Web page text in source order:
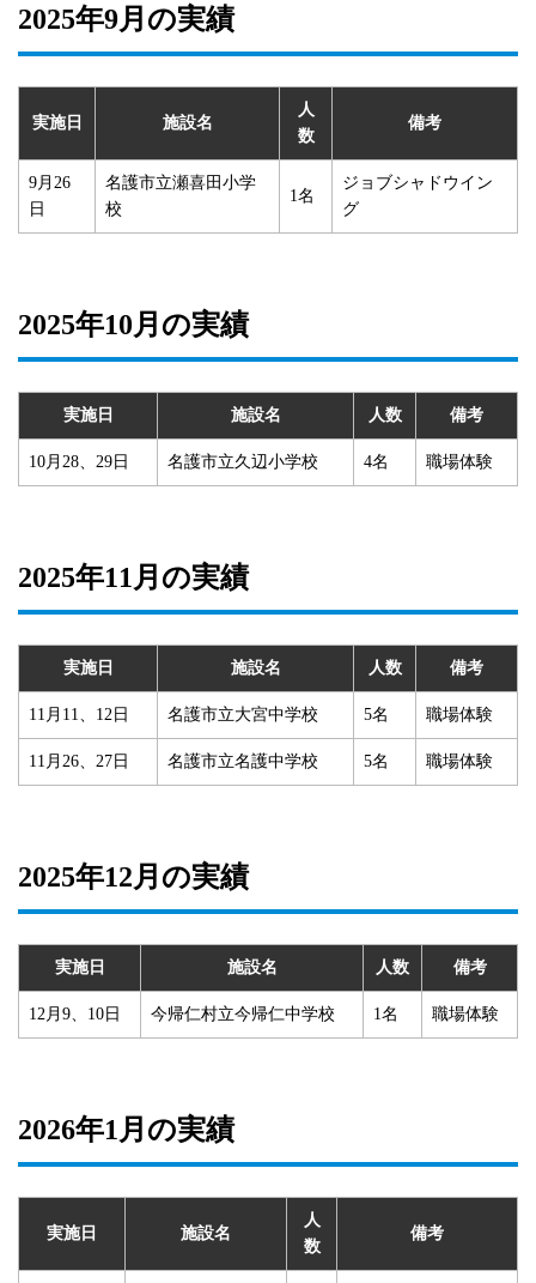
2025年9月の実績
実施日 施設名
人
数
備考
9月26
日
名護市立瀬喜田小学
校
1名
ジョブシャドウイン
グ
2025年10月の実績
実施日 施設名 人数 備考
10月28、29日 名護市立久辺小学校 4名 職場体験
2025年11月の実績
実施日 施設名 人数 備考
11月11、12日 名護市立大宮中学校 5名 職場体験
11月26、27日 名護市立名護中学校 5名 職場体験
2025年12月の実績
実施日 施設名 人数 備考
12月9、10日 今帰仁村立今帰仁中学校 1名 職場体験
2026年1月の実績
実施日 施設名
人
数
備考